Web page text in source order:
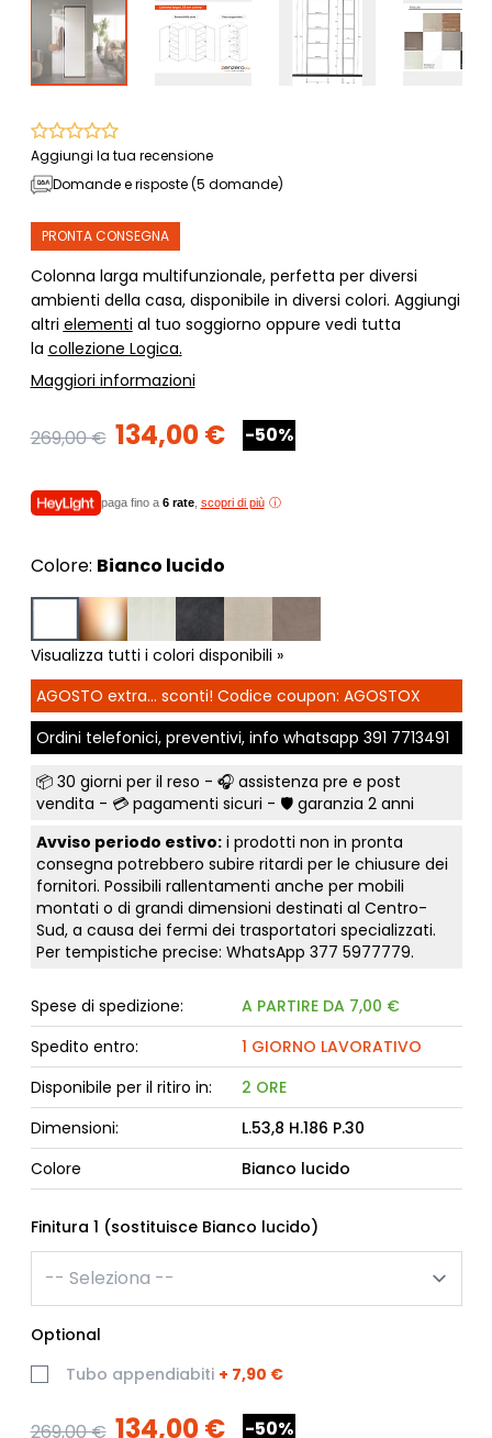
Aggiungi la tua recensione
Domande e risposte (5 domande)
PRONTA CONSEGNA
Colonna larga multifunzionale, perfetta per diversi
ambienti della casa, disponibile in diversi colori. Aggiungi
altri elementi al tuo soggiorno oppure vedi tutta
la collezione Logica.
Maggiori informazioni
269,00 € 134,00 € -50%
paga fino a 6 rate, scopri di più
Colore: Bianco lucido
Visualizza tutti i colori disponibili »
AGOSTO extra... sconti! Codice coupon: AGOSTOX
Ordini telefonici, preventivi, info whatsapp 391 7713491
📦 30 giorni per il reso - 🎧 assistenza pre e post
vendita - 💳 pagamenti sicuri - 🛡️ garanzia 2 anni
Avviso periodo estivo:i prodotti non in pronta
consegna potrebbero subire ritardi per le chiusure dei
fornitori. Possibili rallentamenti anche per mobili
montati o di grandi dimensioni destinati al Centro-
Sud, a causa dei fermi dei trasportatori specializzati.
Per tempistiche precise: WhatsApp 377 5977779.
Spese di spedizione:
A PARTIRE DA 7,00 €
Spedito entro:
1 GIORNO LAVORATIVO
Disponibile per il ritiro in:
2 ORE
Dimensioni:
L.53,8 H.186 P.30
Colore
Bianco lucido
Finitura 1 (sostituisce Bianco lucido)
Optional
Tubo appendiabiti + 7,90 €
269,00 € 134,00 € -50%